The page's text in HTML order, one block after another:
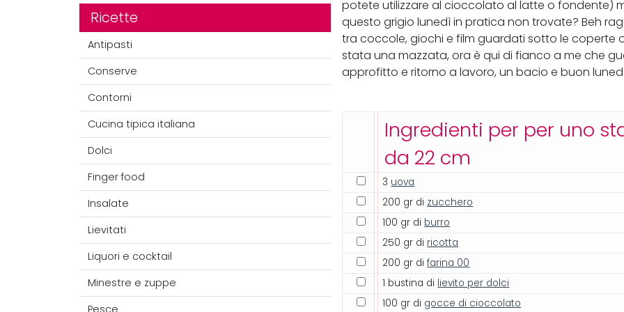
Ricette
Antipasti
Conserve
Contorni
Cucina tipica italiana
Dolci
Finger food
Insalate
Lievitati
Liquori e cocktail
Minestre e zuppe
potete utilizzare al cioccolato al latte o fondente)
questo grigio lunedì in pratica non trovate? Beh
tra coccole, giochi e film guardati sotto le coperte
stata una mazzata, ora è qui di fianco a me che
approfitto e ritorno a lavoro, un bacio e buon
Ingredienti per per uno
da 22 cm
3 uova
200 gr di zucchero
100 gr di burro
250 gr di ricotta
200 gr difarina 00
1 bustina di lievito per dolci
100 gr di gocce di cioccolato